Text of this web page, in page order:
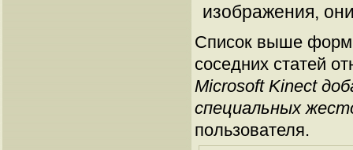
изображения,
Список выше
соседних статей
Microsoft Kinect
специальных
пользователя.